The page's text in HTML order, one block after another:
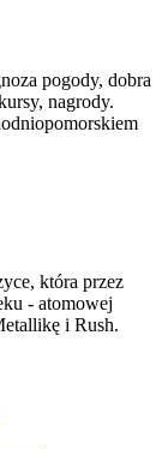
pogody, dobra
nagrody.
która przez
- atomowej
i Rush.